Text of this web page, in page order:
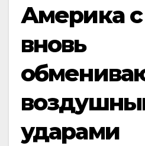
Америка
вновь
ударами